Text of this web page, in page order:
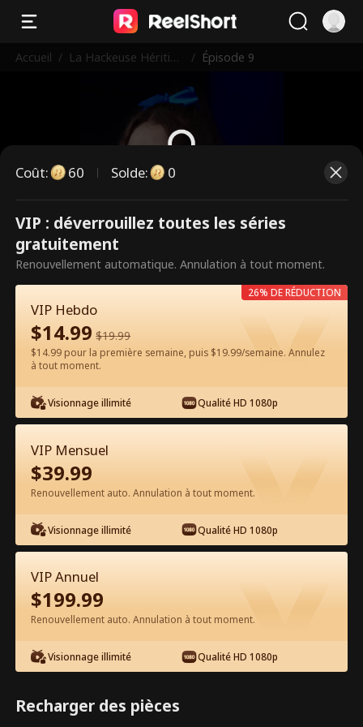
Accueil / La Hackeuse Héritièr
/ Épisode 9
Ce sont des épisodes payants.
Débloquez pour regarder.
Débloquer maintenant
Regarder gratuitement sur l'App
Épisode 9 - La Hackeuse Héritière
Contre-Attaque Film complet
0-49 50-68 Tous les épisodes
9 13
380 6.6k
Débloquages gratuits
Coût: 60 Solde: 0
VIP : déverrouillez toutes les séries
gratuitement
Renouvellement automatique. Annulation à tout moment.
VIP Hebdo
$14.99 $19.99
$14.99 pour la première semaine, puis $19.99/semaine. Annulez
à tout moment.
Visionnage illimité Qualité HD 1080p
26% DE RÉDUCTION
VIP Mensuel
$39.99
Renouvellement auto. Annulation à tout moment.
Visionnage illimité Qualité HD 1080p
VIP Annuel
$199.99
Renouvellement auto. Annulation à tout moment.
Visionnage illimité Qualité HD 1080p
Recharger des pièces